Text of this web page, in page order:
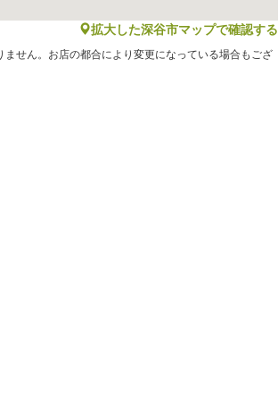
map
拡大した深谷市マップで確認する
せん。お店の都合により変更になっている場合もござ